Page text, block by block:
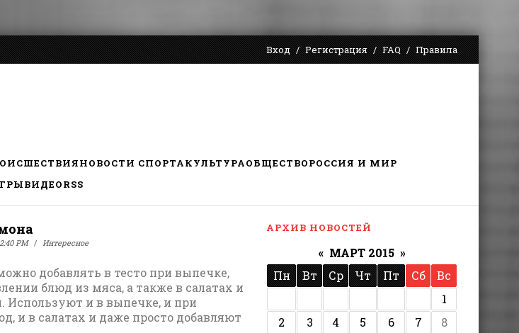
Вход Регистрация FAQ Правила
НОВОСТИ СПОРТАКУЛЬТУРАОБЩЕСТВОРОССИЯ И МИР
ВИДЕОRSS
PM Интересное
добавлять в тесто при выпечке,
блюд из мяса, а также в салатах и
Используют и в выпечке, и при
и в салатах и даже просто добавляют
АРХИВ НОВОСТЕЙ
« МАРТ 2015 »
Пн
Вт Ср Чт Пт Сб
Вс
1
2
3 4 5 6 7
8